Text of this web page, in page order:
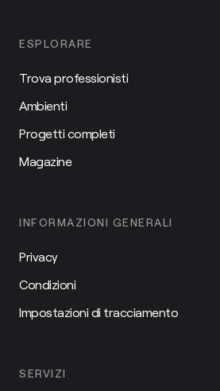
ESPLORARE
Trova professionisti
Ambienti
Progetti completi
Magazine
INFORMAZIONI GENERALI
Privacy
Condizioni
Impostazioni di tracciamento
SERVIZI